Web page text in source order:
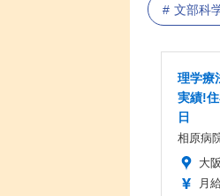
文部科
理学療
実績!
日
相原病
大
月